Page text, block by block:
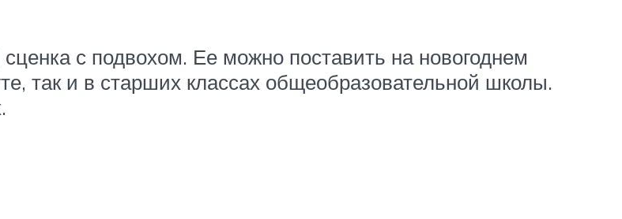
с подвохом. Ее можно поставить на новогоднем
так и в старших классах общеобразовательной школы.